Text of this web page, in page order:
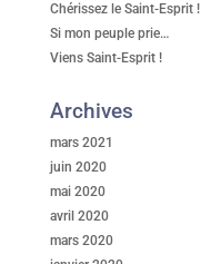
Chérissez le Saint-Esprit !
Si mon peuple prie…
Viens Saint-Esprit !
Archives
mars 2021
juin 2020
mai 2020
avril 2020
mars 2020